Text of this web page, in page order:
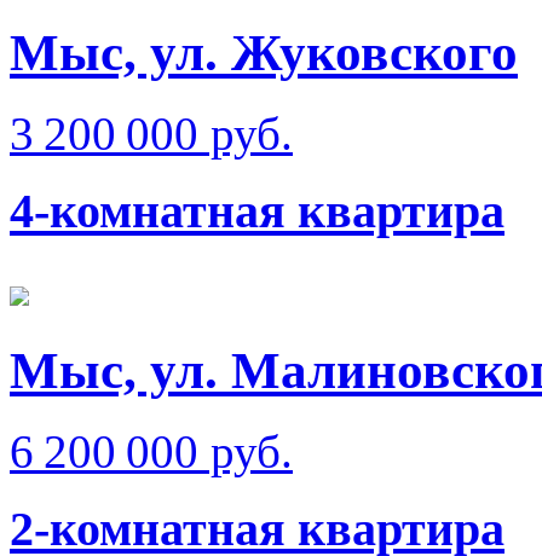
Мыс, ул. Жуковского
3 200 000 руб.
4-комнатная квартира
Мыс, ул.
6 200 000 руб.
2-комнатная квартира